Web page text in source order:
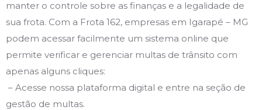
manter o controle sobre as finanças e a legalidade de
sua frota. Com a Frota 162, empresas em Igarapé – MG
podem acessar facilmente um sistema online que
permite verificar e gerenciar multas de trânsito com
apenas alguns cliques:
– Acesse nossa plataforma digital e entre na seção de
gestão de multas.